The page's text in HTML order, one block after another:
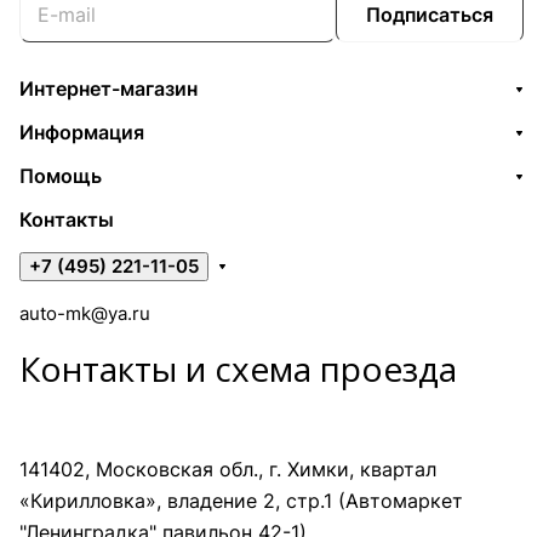
Подписаться
Интернет-магазин
Информация
Помощь
Контакты
+7 (495) 221-11-05
auto-mk@ya.ru
Контакты и схема проезда
141402, Московская обл., г. Химки, квартал
«Кирилловка», владение 2, стр.1 (Автомаркет
"Ленинградка" павильон 42-1)